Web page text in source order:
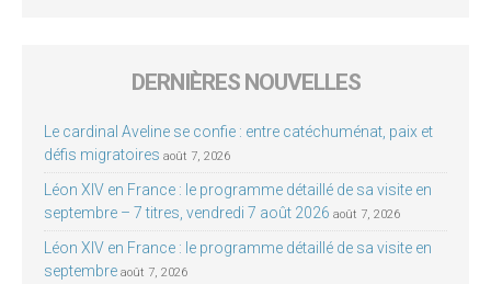
DERNIÈRES NOUVELLES
Le cardinal Aveline se confie : entre catéchuménat, paix et
défis migratoires août 7, 2026
Léon XIV en France : le programme détaillé de sa visite en
septembre – 7 titres, vendredi 7 août 2026 août 7, 2026
Léon XIV en France : le programme détaillé de sa visite en
septembre août 7, 2026